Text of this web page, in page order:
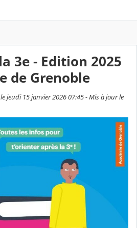
3e - Edition 2025
de Grenoble
jeudi 15 janvier 2026 07:45 - Mis à jour le